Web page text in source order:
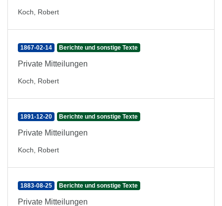
Koch, Robert
1867-02-14 Berichte und sonstige Texte
Private Mitteilungen
Koch, Robert
1891-12-20 Berichte und sonstige Texte
Private Mitteilungen
Koch, Robert
1883-08-25 Berichte und sonstige Texte
Private Mitteilungen